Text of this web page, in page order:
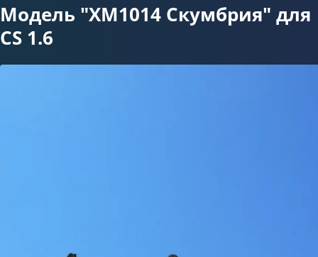
Модель "XM1014 Скумбрия" для
CS 1.6